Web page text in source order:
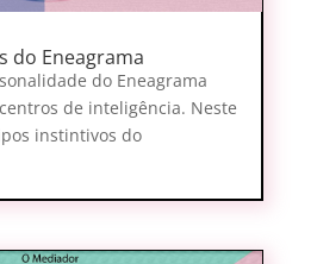
do Eneagrama
do Eneagrama
de inteligência. Neste
instintivos do